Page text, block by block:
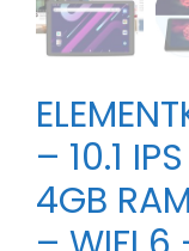
– 10.1
4GB